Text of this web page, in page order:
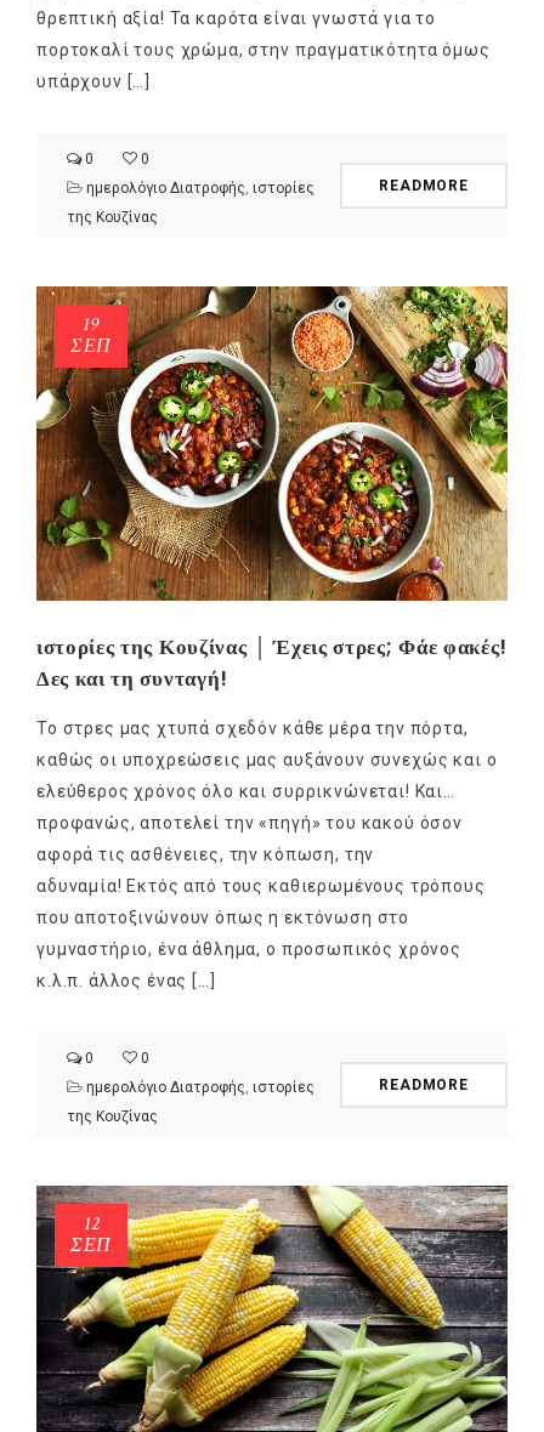
θρεπτική αξία! Τα καρότα είναι γνωστά για το
πορτοκαλί τους χρώμα, στην πραγματικότητα όμως
υπάρχουν […]
0
0
ημερολόγιο Διατροφής, ιστορίες
της Κουζίνας
READMORE
19
ΣΕΠ
ιστορίες της Κουζίνας │ Έχεις στρες; Φάε φακές!
Δες και τη συνταγή!
Το στρες μας χτυπά σχεδόν κάθε μέρα την πόρτα,
καθώς οι υποχρεώσεις μας αυξάνουν συνεχώς και ο
ελεύθερος χρόνος όλο και συρρικνώνεται! Και…
προφανώς, αποτελεί την «πηγή» του κακού όσον
αφορά τις ασθένειες, την κόπωση, την
αδυναμία! Εκτός από τους καθιερωμένους τρόπους
που αποτοξινώνουν όπως η εκτόνωση στο
γυμναστήριο, ένα άθλημα, ο προσωπικός χρόνος
κ.λ.π. άλλος ένας […]
0
0
ημερολόγιο Διατροφής, ιστορίες
της Κουζίνας
READMORE
12
ΣΕΠ